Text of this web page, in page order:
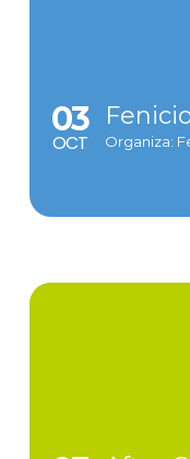
03
OCT Organiza: